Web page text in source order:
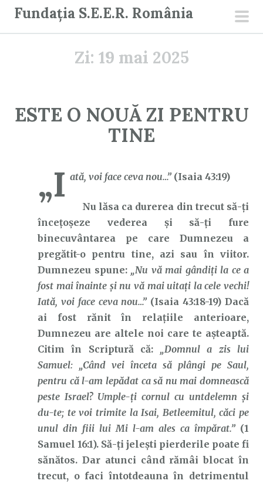
Fundația S.E.E.R. România
Zi: 19 mai 2025
ESTE O NOUĂ ZI PENTRU
TINE
„I ată, voi face ceva nou…” (Isaia 43:19)
Nu lăsa ca durerea din trecut să-ți
încețoșeze vederea și să-ți fure
binecuvântarea pe care Dumnezeu a
pregătit-o pentru tine, azi sau în viitor.
Dumnezeu spune: „Nu vă mai gândiţi la ce a
fost mai înainte şi nu vă mai uitaţi la cele vechi!
Iată, voi face ceva nou…” (Isaia 43:18-19) Dacă
ai fost rănit în relațiile anterioare,
Dumnezeu are altele noi care te așteaptă.
Citim în Scriptură că: „Domnul a zis lui
Samuel: „Când vei înceta să plângi pe Saul,
pentru că l-am lepădat ca să nu mai domnească
peste Israel? Umple-ţi cornul cu untdelemn şi
du-te; te voi trimite la Isai, Betleemitul, căci pe
unul din fiii lui Mi l-am ales ca împărat.” (1
Samuel 16:1). Să-ți jelești pierderile poate fi
sănătos. Dar atunci când rămâi blocat în
trecut, o faci întotdeauna în detrimentul